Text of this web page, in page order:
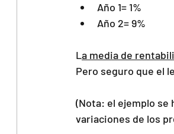
Año 1= 1%
Año 2= 9%
La media de
Pero seguro que el
(Nota: el ejemplo se
variaciones de los